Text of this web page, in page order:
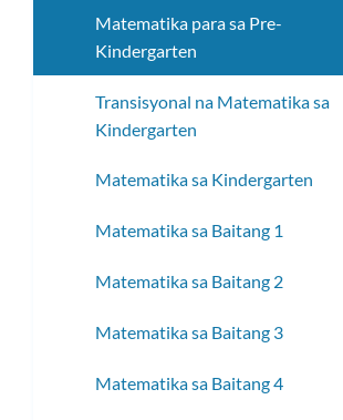
Matematika para sa Pre-
Kindergarten
Transisyonal na Matematika sa
Kindergarten
Matematika sa Kindergarten
Matematika sa Baitang 1
Matematika sa Baitang 2
Matematika sa Baitang 3
Matematika sa Baitang 4